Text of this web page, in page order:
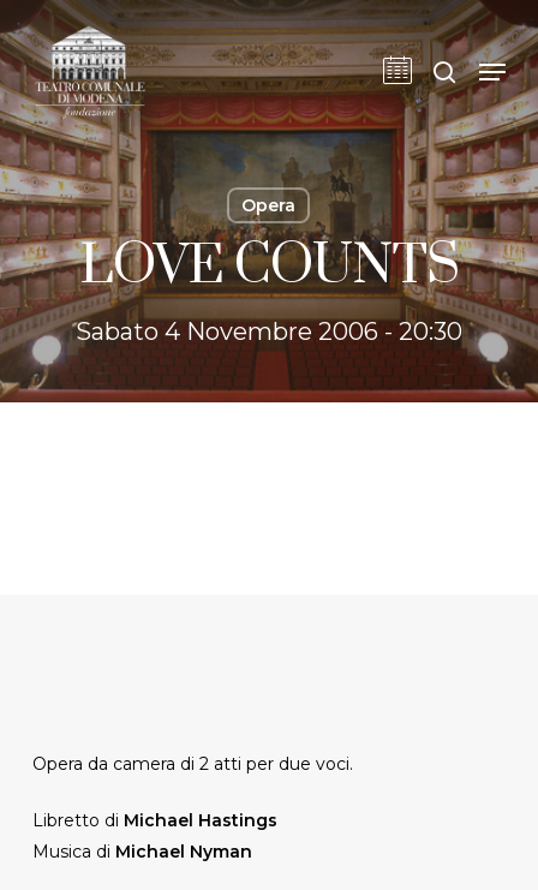
to
main
content
cerca
Opera
LOVE COUNTS
Sabato 4 Novembre 2006 - 20:30
Opera da camera di 2 atti per due voci.
Libretto di Michael Hastings
Musica di Michael Nyman